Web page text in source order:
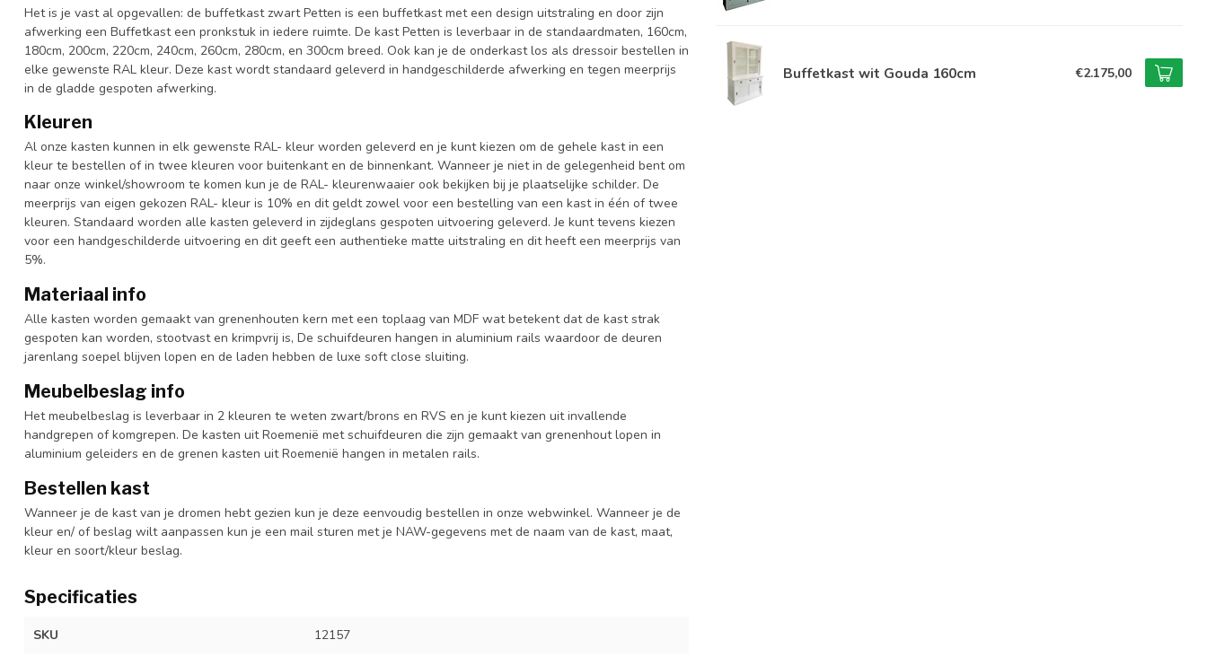
Het is je vast al opgevallen: de buffetkast zwart Petten is een buffetkast met een design uitstraling en door zijn
afwerking een Buffetkast een pronkstuk in iedere ruimte. De kast Petten is leverbaar in de standaardmaten, 160cm,
180cm, 200cm, 220cm, 240cm, 260cm, 280cm, en 300cm breed. Ook kan je de onderkast los als dressoir bestellen in
elke gewenste RAL kleur. Deze kast wordt standaard geleverd in handgeschilderde afwerking en tegen meerprijs
in de gladde gespoten afwerking.
Kleuren
Al onze kasten kunnen in elk gewenste RAL- kleur worden geleverd en je kunt kiezen om de gehele kast in een
kleur te bestellen of in twee kleuren voor buitenkant en de binnenkant. Wanneer je niet in de gelegenheid bent om
naar onze winkel/showroom te komen kun je de RAL- kleurenwaaier ook bekijken bij je plaatselijke schilder. De
meerprijs van eigen gekozen RAL- kleur is 10% en dit geldt zowel voor een bestelling van een kast in één of twee
kleuren. Standaard worden alle kasten geleverd in zijdeglans gespoten uitvoering geleverd. Je kunt tevens kiezen
voor een handgeschilderde uitvoering en dit geeft een authentieke matte uitstraling en dit heeft een meerprijs van
5%.
Materiaal info
Alle kasten worden gemaakt van grenenhouten kern met een toplaag van MDF wat betekent dat de kast strak
gespoten kan worden, stootvast en krimpvrij is, De schuifdeuren hangen in aluminium rails waardoor de deuren
jarenlang soepel blijven lopen en de laden hebben de luxe soft close sluiting.
Meubelbeslag info
Het meubelbeslag is leverbaar in 2 kleuren te weten zwart/brons en RVS en je kunt kiezen uit invallende
handgrepen of komgrepen. De kasten uit Roemenië met schuifdeuren die zijn gemaakt van grenenhout lopen in
aluminium geleiders en de grenen kasten uit Roemenië hangen in metalen rails.
Bestellen kast
Wanneer je de kast van je dromen hebt gezien kun je deze eenvoudig bestellen in onze webwinkel. Wanneer je de
kleur en/ of beslag wilt aanpassen kun je een mail sturen met je NAW-gegevens met de naam van de kast, maat,
kleur en soort/kleur beslag.
Specificaties
SKU 12157
Buffetkast wit Gouda 160cm €2.175,00